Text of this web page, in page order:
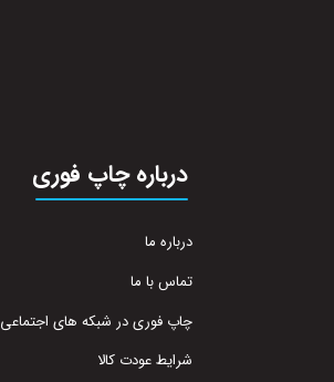
درباره چاپ فوری
درباره ما
تماس با ما
چاپ فوری در شبکه های اجتماعی
شرایط عودت کالا